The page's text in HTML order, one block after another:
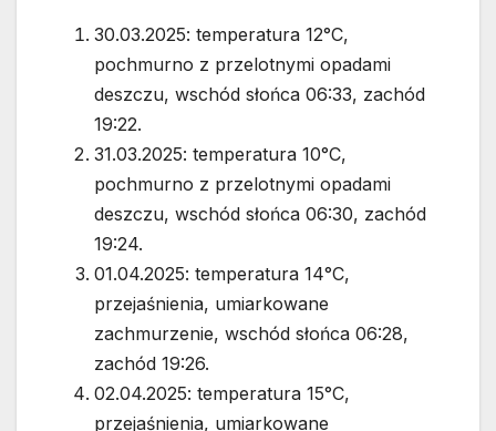
30.03.2025: temperatura 12°C,
pochmurno z przelotnymi opadami
deszczu, wschód słońca 06:33, zachód
19:22.
31.03.2025: temperatura 10°C,
pochmurno z przelotnymi opadami
deszczu, wschód słońca 06:30, zachód
19:24.
01.04.2025: temperatura 14°C,
przejaśnienia, umiarkowane
zachmurzenie, wschód słońca 06:28,
zachód 19:26.
02.04.2025: temperatura 15°C,
przejaśnienia, umiarkowane